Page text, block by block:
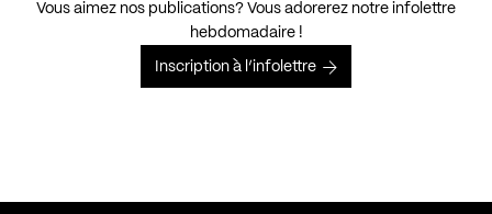
Vous aimez nos publications? Vous adorerez notre infolettre
hebdomadaire !
Inscription à l’infolettre